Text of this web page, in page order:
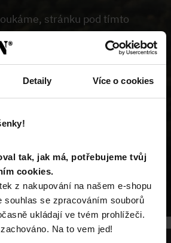
Detaily Více o cookies
tak, jak má, potřebujeme tvůj
cookies.
z nakupování na našem e-shopu
souhlas se zpracováním souborů
ukládají ve tvém prohlížeči.
Na to vem jed!
stránku pod tímto
webu nemůžeme najít.
Buď je
nebo je požadovaný produkt
STRÁNKU